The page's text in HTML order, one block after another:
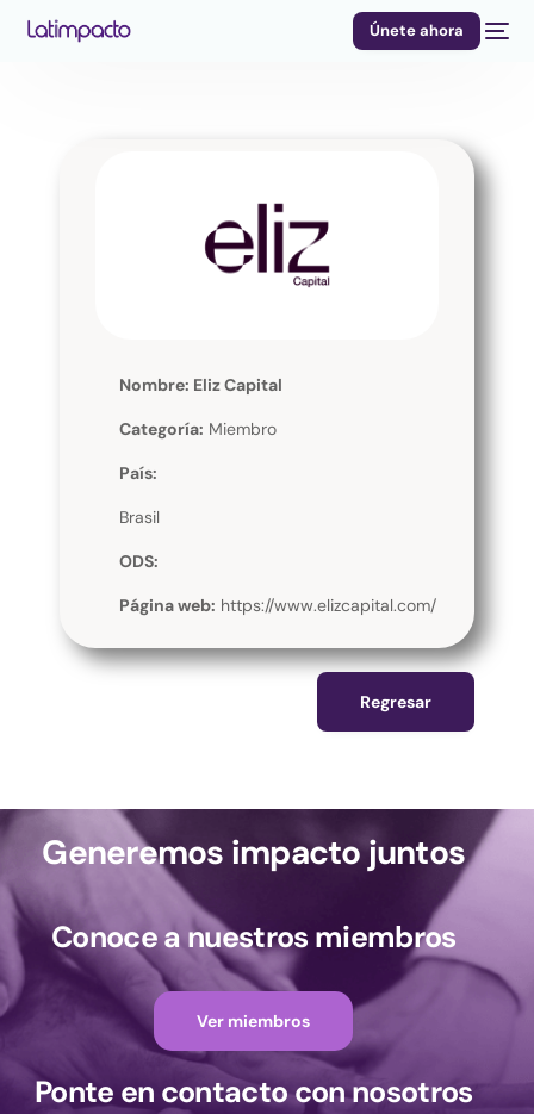
Únete ahora
Nombre: Eliz Capital
Categoría: Miembro
País:
Brasil
ODS:
Página web: https://www.elizcapital.com/
Regresar
Generemos impacto juntos
Conoce a nuestros miembros
Ver miembros
Ponte en contacto con nosotros